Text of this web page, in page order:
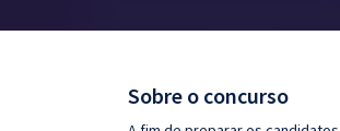
Sobre o concurso